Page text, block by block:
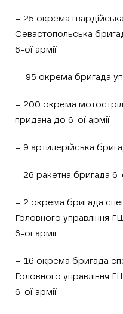
– 25 окрема
Севастопольська
6-ої армії
– 95 окрема бригада
– 200 окрема
придана до 6-ої армії
– 9 артилерійська
– 26 ракетна бригада 6-
– 2 окрема бригада
Головного управління
6-ої армії
– 16 окрема бригада
Головного управління
6-ої армії